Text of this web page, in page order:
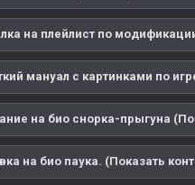
на плейлист по
мануал с картинками по
на био снорка-прыгуна
на био паука. (Показать